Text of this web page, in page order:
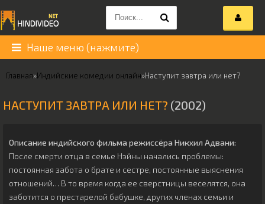
Наше меню (нажмите)
Главная»Индийские комедии онлайн»Наступит завтра или нет?
НАСТУПИТ ЗАВТРА ИЛИ НЕТ? (2002)
Описание индийского фильма режиссёра Никхил Адвани:
После смерти отца в семье Нэйны начались проблемы:
постоянная забота о брате и сестре, постоянные выяснения
отношений… В то время когда ее сверстницы веселятся, она
заботится о престарелой бабушке, других членах семьи и